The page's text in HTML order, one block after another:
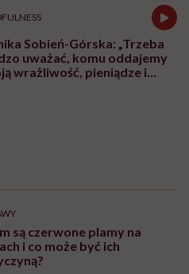
Sobień-Górska: „Trzeba
uważać, komu oddajemy
wrażliwość, pieniądze i
są czerwone plamy na
i co może być ich